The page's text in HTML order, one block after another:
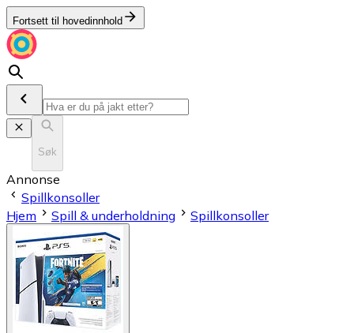
Fortsett til hovedinnhold
Søk
Annonse
Spillkonsoller
Hjem
Spill & underholdning Spillkonsoller